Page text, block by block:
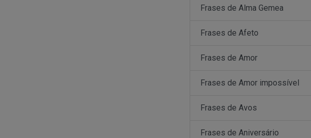
Frases de Alma Gemea
Frases de Afeto
Frases de Amor
Frases de Amor impossível
Frases de Avos
Frases de Aniversário